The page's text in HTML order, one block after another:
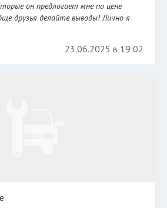
он предлогает мне по цене
друзья делайте выводы! Лично я
23.06.2025 в 19:02